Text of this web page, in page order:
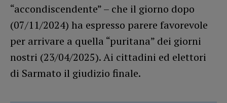
“accondiscendente” – che il giorno dopo
(07/11/2024) ha espresso parere favorevole
per arrivare a quella “puritana” dei giorni
nostri (23/04/2025). Ai cittadini ed elettori
di Sarmato il giudizio finale.